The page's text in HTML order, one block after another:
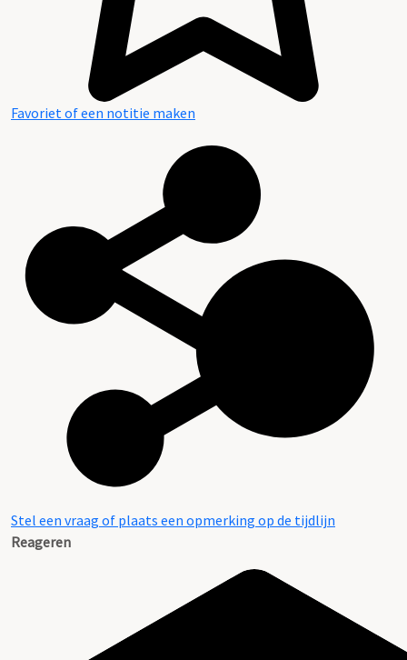
Aanwijzingen voor de gebruiker
Favoriet of een notitie maken
Stel een vraag of plaats een opmerking op de tijdlijn
Reageren